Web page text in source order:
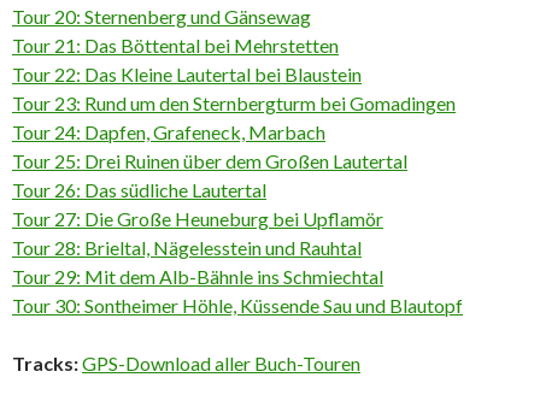
Tour 20: Sternenberg und Gänsewag
Tour 21: Das Böttental bei Mehrstetten
Tour 22: Das Kleine Lautertal bei Blaustein
Tour 23: Rund um den Sternbergturm bei Gomadingen
Tour 24: Dapfen, Grafeneck, Marbach
Tour 25: Drei Ruinen über dem Großen Lautertal
Tour 26: Das südliche Lautertal
Tour 27: Die Große Heuneburg bei Upflamör
Tour 28: Brieltal, Nägelesstein und Rauhtal
Tour 29: Mit dem Alb-Bähnle ins Schmiechtal
Tour 30: Sontheimer Höhle, Küssende Sau und Blautopf
Tracks:GPS-Download aller Buch-Touren